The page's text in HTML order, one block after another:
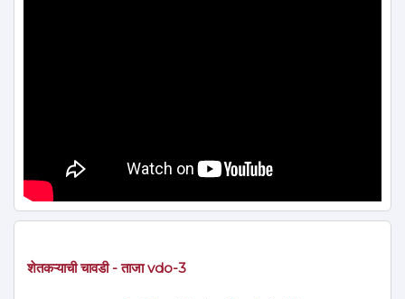
शेतकऱ्याची चावडी - ताजा vdo-3